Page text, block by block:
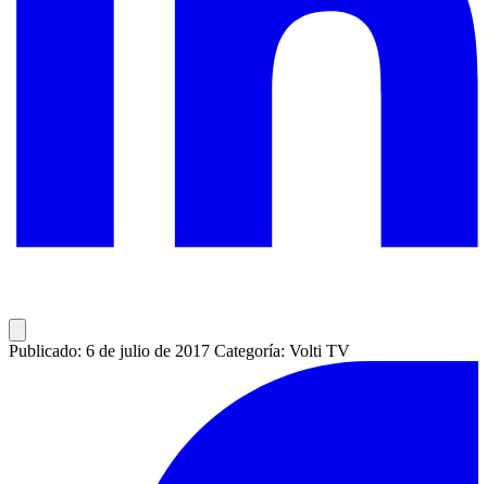
Publicado: 6 de julio de 2017 Categoría: Volti TV